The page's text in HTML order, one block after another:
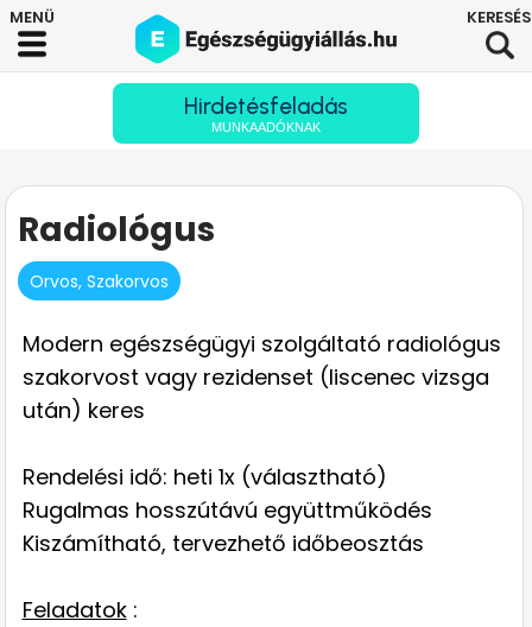
Hirdetésfeladás
MUNKAADÓKNAK
Radiológus
Orvos, Szakorvos
Modern egészségügyi szolgáltató radiológus
szakorvost vagy rezidenset (liscenec vizsga
után) keres
Rendelési idő: heti 1x (választható)
Rugalmas hosszútávú együttműködés
Kiszámítható, tervezhető időbeosztás
Feladatok: